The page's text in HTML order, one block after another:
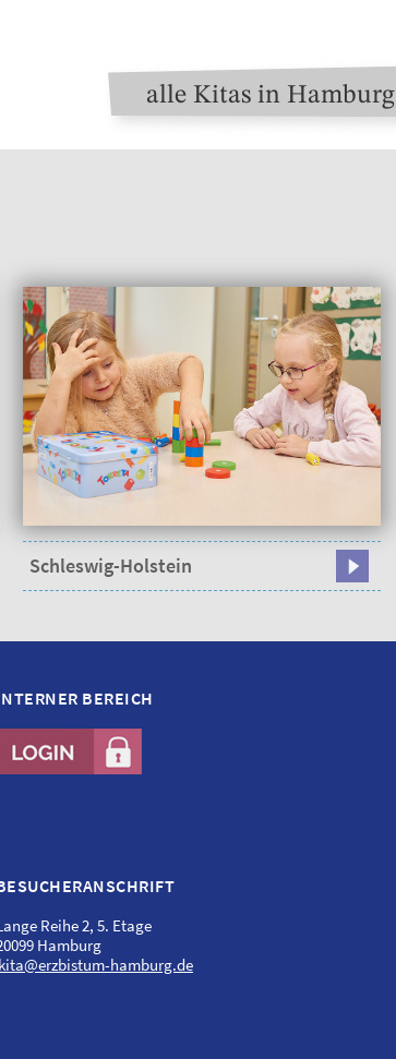
alle Kitas in Hamburg
Schleswig-Holstein
BEREICH
Reihe 2, 5. Etage
Hamburg
kita@erzbistum-hamburg.de